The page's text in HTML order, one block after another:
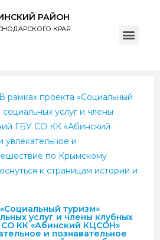
РАЙОН
КРАЯ
В рамках проекта «Социальный
услуг и члены
ГБУ СО КК «Абинский
и
по Крымскому
к страницам истории и
туризм»
услуг и члены клубных
КК «Абинский КЦСОН»
и познавательное